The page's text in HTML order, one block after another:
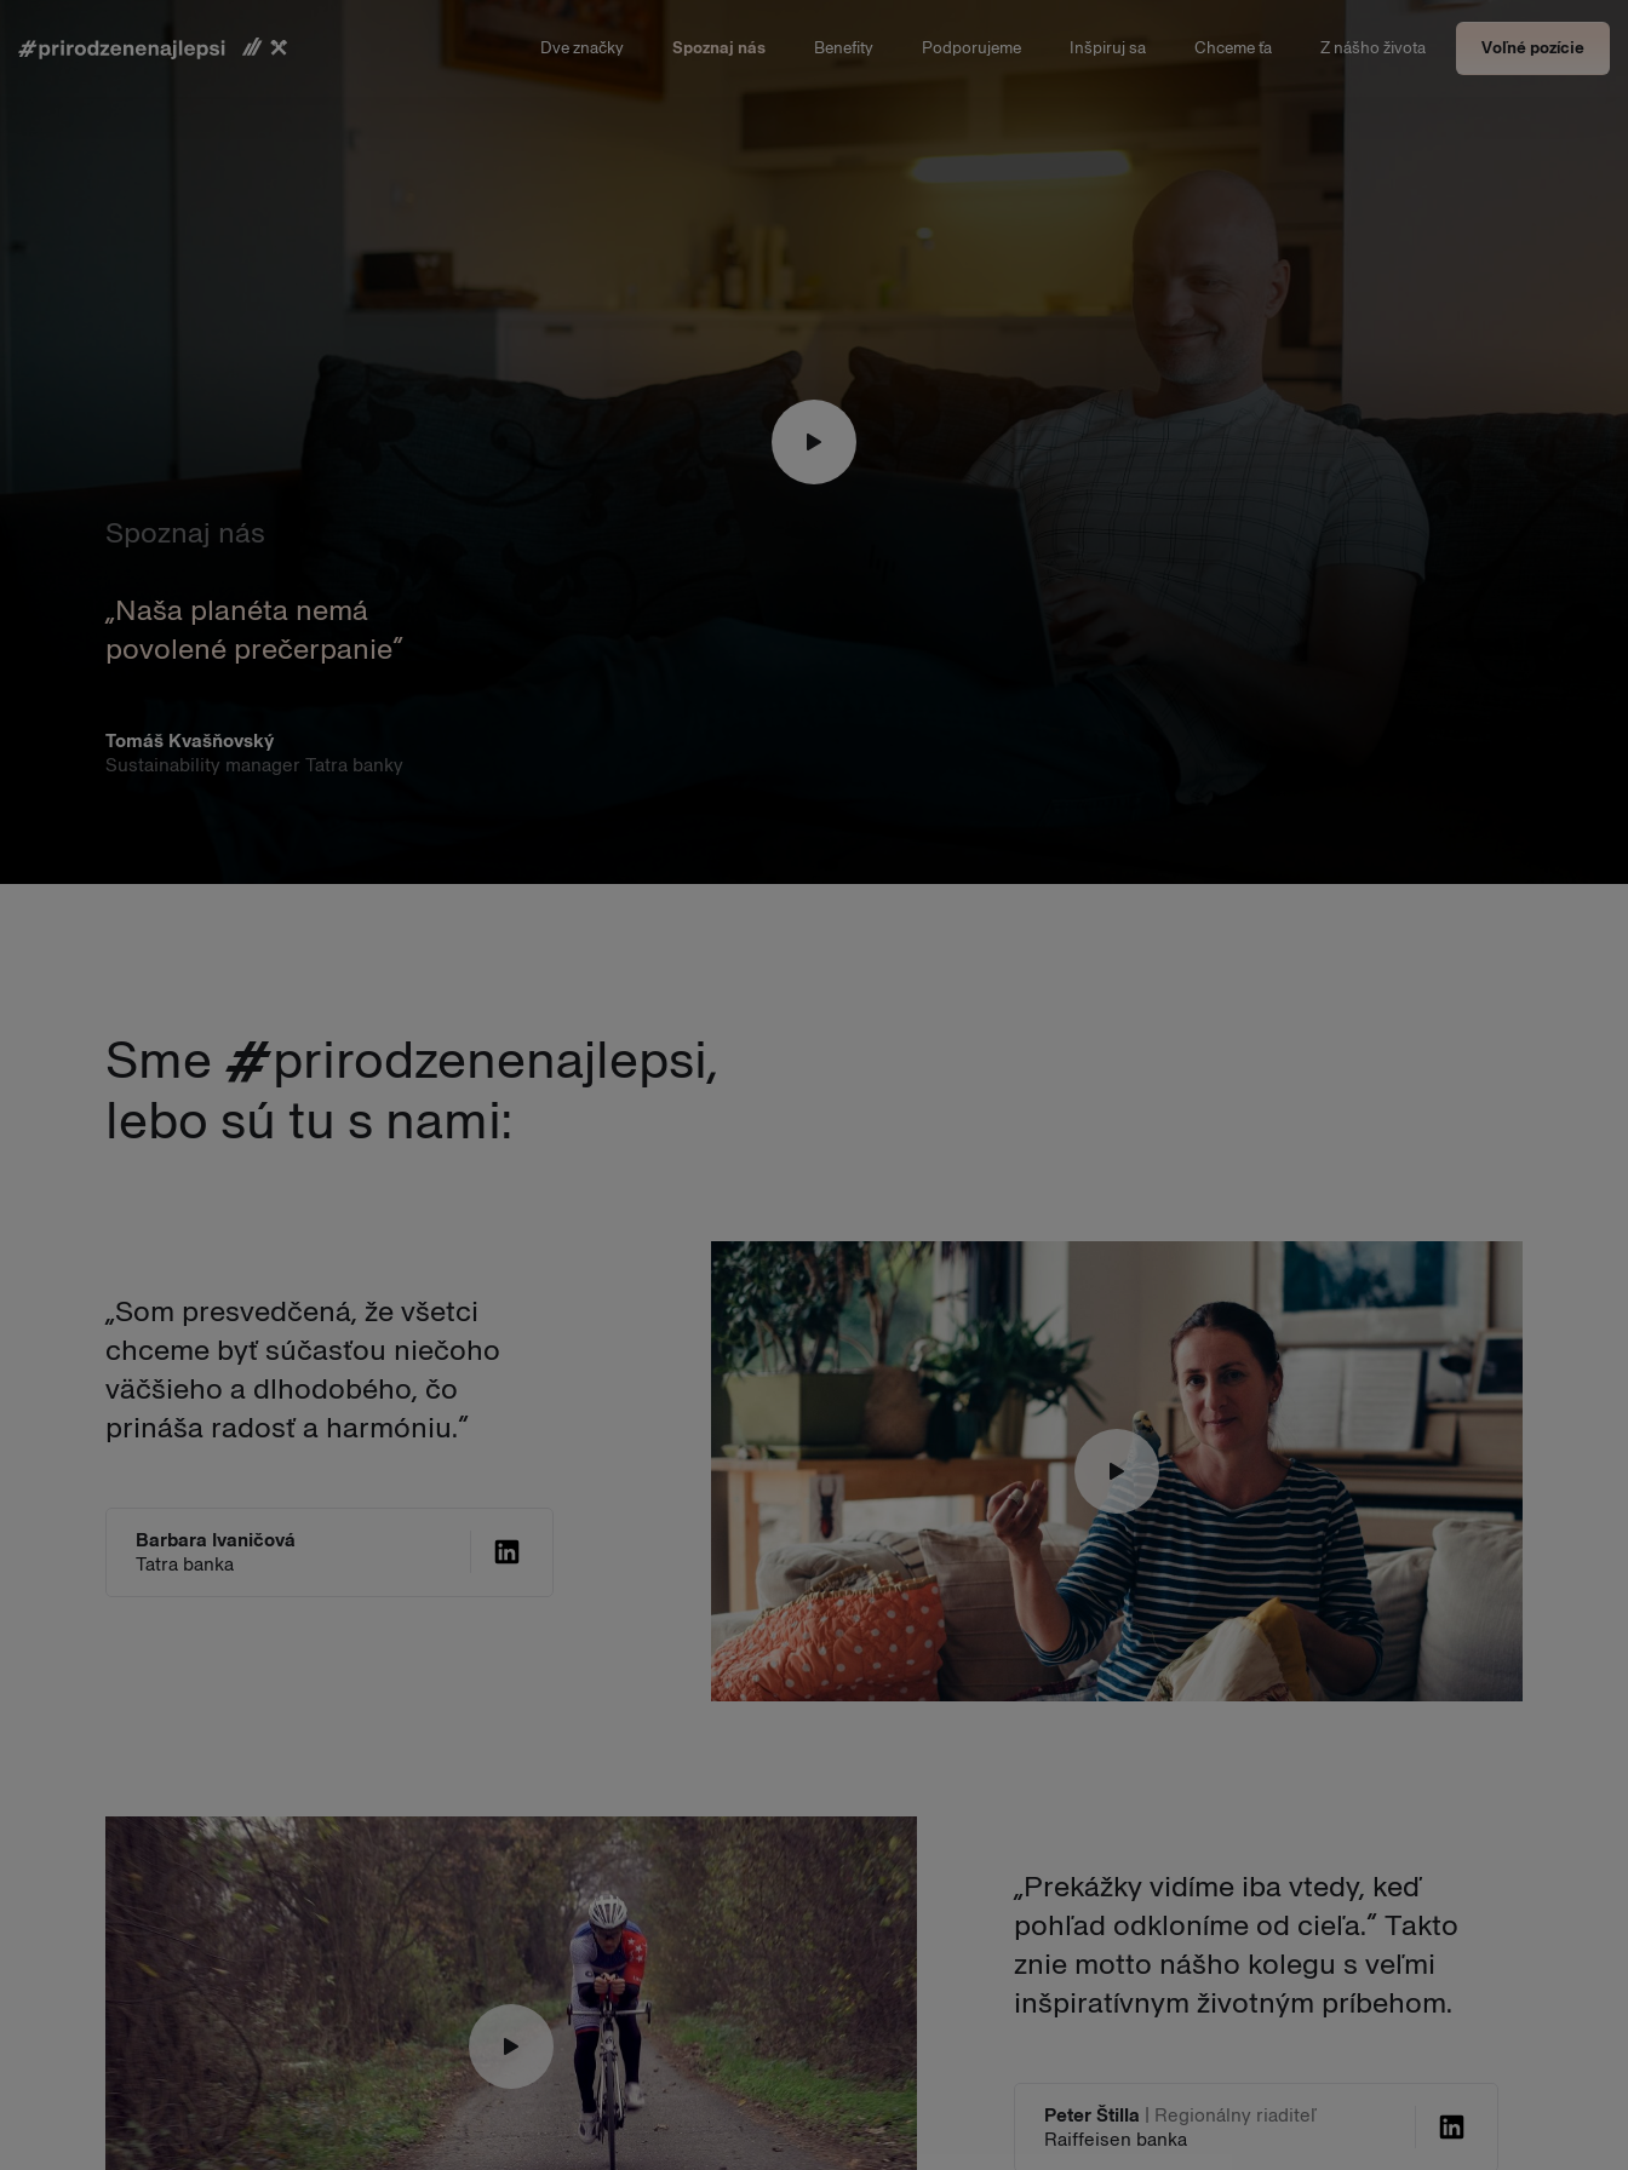
Dve značky Spoznaj nás Benefity Podporujeme Inšpiruj sa Chceme ťa Z nášho života Voľné pozície
Spoznaj nás
„Naša planéta nemá
povolené prečerpanie“
Tomáš Kvašňovský
Sustainability manager Tatra banky
Sme #prirodzenenajlepsi,
lebo sú tu s nami:
„Som presvedčená, že všetci
chceme byť súčasťou niečoho
väčšieho a dlhodobého, čo
prináša radosť a harmóniu.“
Barbara Ivaničová
Tatra banka
„Prekážky vidíme iba vtedy, keď
pohľad odkloníme od cieľa.“ Takto
znie motto nášho kolegu s veľmi
inšpiratívnym životným príbehom.
Peter Štilla
| Regionálny riaditeľ
Raiffeisen banka